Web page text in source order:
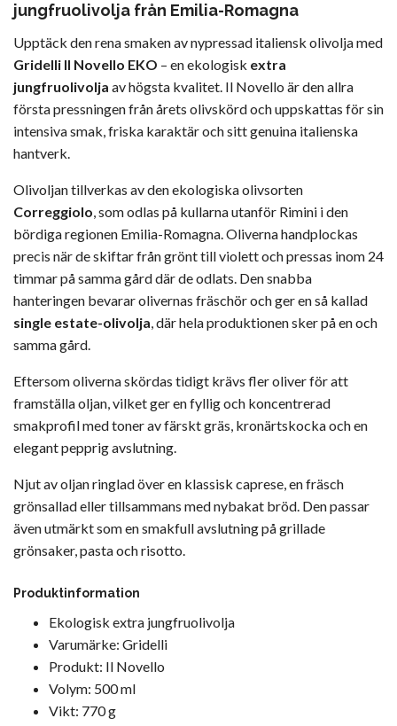
jungfruolivolja från Emilia-Romagna
Upptäck den rena smaken av nypressad italiensk olivolja med
Gridelli Il Novello EKO – en ekologisk extra
jungfruolivolja av högsta kvalitet. Il Novello är den allra
första pressningen från årets olivskörd och uppskattas för sin
intensiva smak, friska karaktär och sitt genuina italienska
hantverk.
Olivoljan tillverkas av den ekologiska olivsorten
Correggiolo, som odlas på kullarna utanför Rimini i den
bördiga regionen Emilia-Romagna. Oliverna handplockas
precis när de skiftar från grönt till violett och pressas inom 24
timmar på samma gård där de odlats. Den snabba
hanteringen bevarar olivernas fräschör och ger en så kallad
single estate-olivolja, där hela produktionen sker på en och
samma gård.
Eftersom oliverna skördas tidigt krävs fler oliver för att
framställa oljan, vilket ger en fyllig och koncentrerad
smakprofil med toner av färskt gräs, kronärtskocka och en
elegant pepprig avslutning.
Njut av oljan ringlad över en klassisk caprese, en fräsch
grönsallad eller tillsammans med nybakat bröd. Den passar
även utmärkt som en smakfull avslutning på grillade
grönsaker, pasta och risotto.
Produktinformation
Ekologisk extra jungfruolivolja
Varumärke: Gridelli
Produkt: Il Novello
Volym: 500 ml
Vikt: 770 g